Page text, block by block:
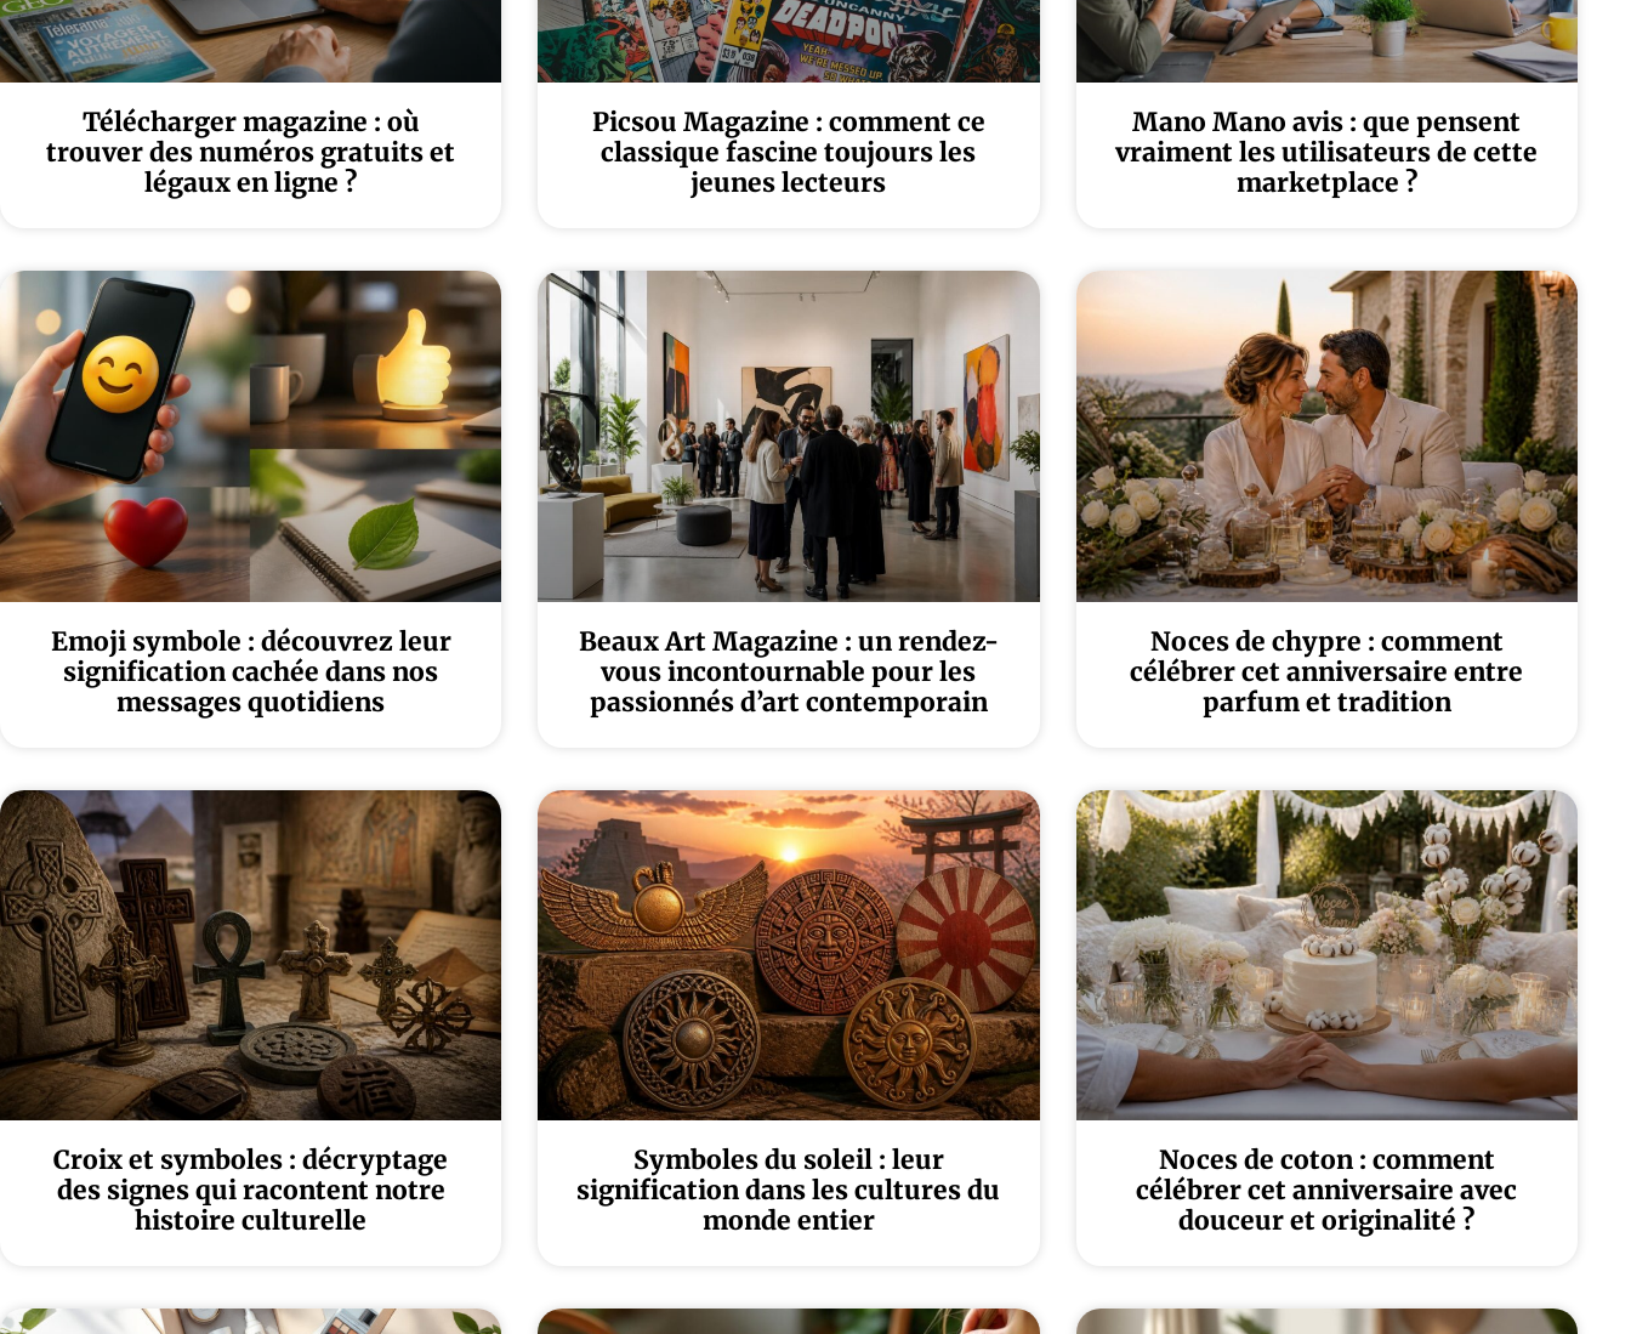
Télécharger magazine : où
trouver des numéros gratuits et
légaux en ligne ?
Picsou Magazine : comment ce
classique fascine toujours les
jeunes lecteurs
Mano Mano avis : que pensent
vraiment les utilisateurs de cette
marketplace ?
Emoji symbole : découvrez leur
signification cachée dans nos
messages quotidiens
Beaux Art Magazine : un rendez-
vous incontournable pour les
passionnés d’art contemporain
Noces de chypre : comment
célébrer cet anniversaire entre
parfum et tradition
Croix et symboles : décryptage
des signes qui racontent notre
histoire culturelle
Symboles du soleil : leur
signification dans les cultures du
monde entier
Noces de coton : comment
célébrer cet anniversaire avec
douceur et originalité ?